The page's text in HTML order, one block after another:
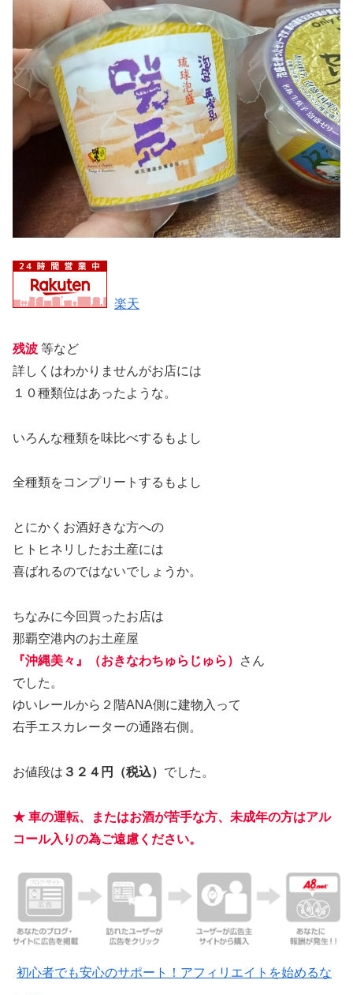
楽天
残波 等など
詳しくはわかりませんがお店には
１０種類位はあったような。
いろんな種類を味比べするもよし
全種類をコンプリートするもよし
とにかくお酒好きな方への
ヒトヒネリしたお土産には
喜ばれるのではないでしょうか。
ちなみに今回買ったお店は
那覇空港内のお土産屋
『沖縄美々』（おきなわちゅらじゅら）
さん
でした。
ゆいレールから２階ANA側に建物入って
右手エスカレーターの通路右側。
お値段は ３２４円（税込） でした。
★ 車の運転、またはお酒が苦手な方、未成年の方はアル
コール入りの為ご遠慮ください。
初心者でも安心のサポート！アフィリエイトを始めるな